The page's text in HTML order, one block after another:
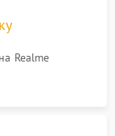
Realme